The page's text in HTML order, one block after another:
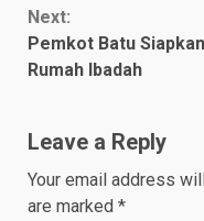
Next:
Pemkot Batu
Rumah Ibadah
Leave a Reply
Your email address
are marked *